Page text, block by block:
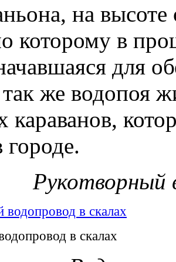
на высоте
которому в
для
же водопоя
караванов,
городе.
Рукотворный
в скалах